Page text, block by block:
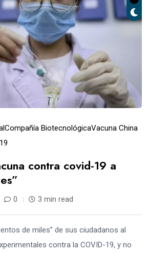
Compañía BiotecnológicaVacuna China
contra covid-19 a
0 3 min read
de miles” de sus ciudadanos al
contra la COVID-19, y no